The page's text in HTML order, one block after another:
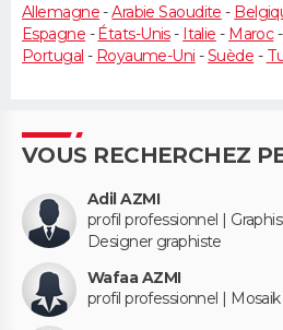
Allemagne-Arabie Saoudite -
Espagne -États-Unis- Italie - Maroc-
Portugal - Royaume-Uni -Suède -
VOUS RECHERCHEZ
Adil AZMI
profil professionnel |
Designer graphiste
Wafaa AZMI
profil professionnel |